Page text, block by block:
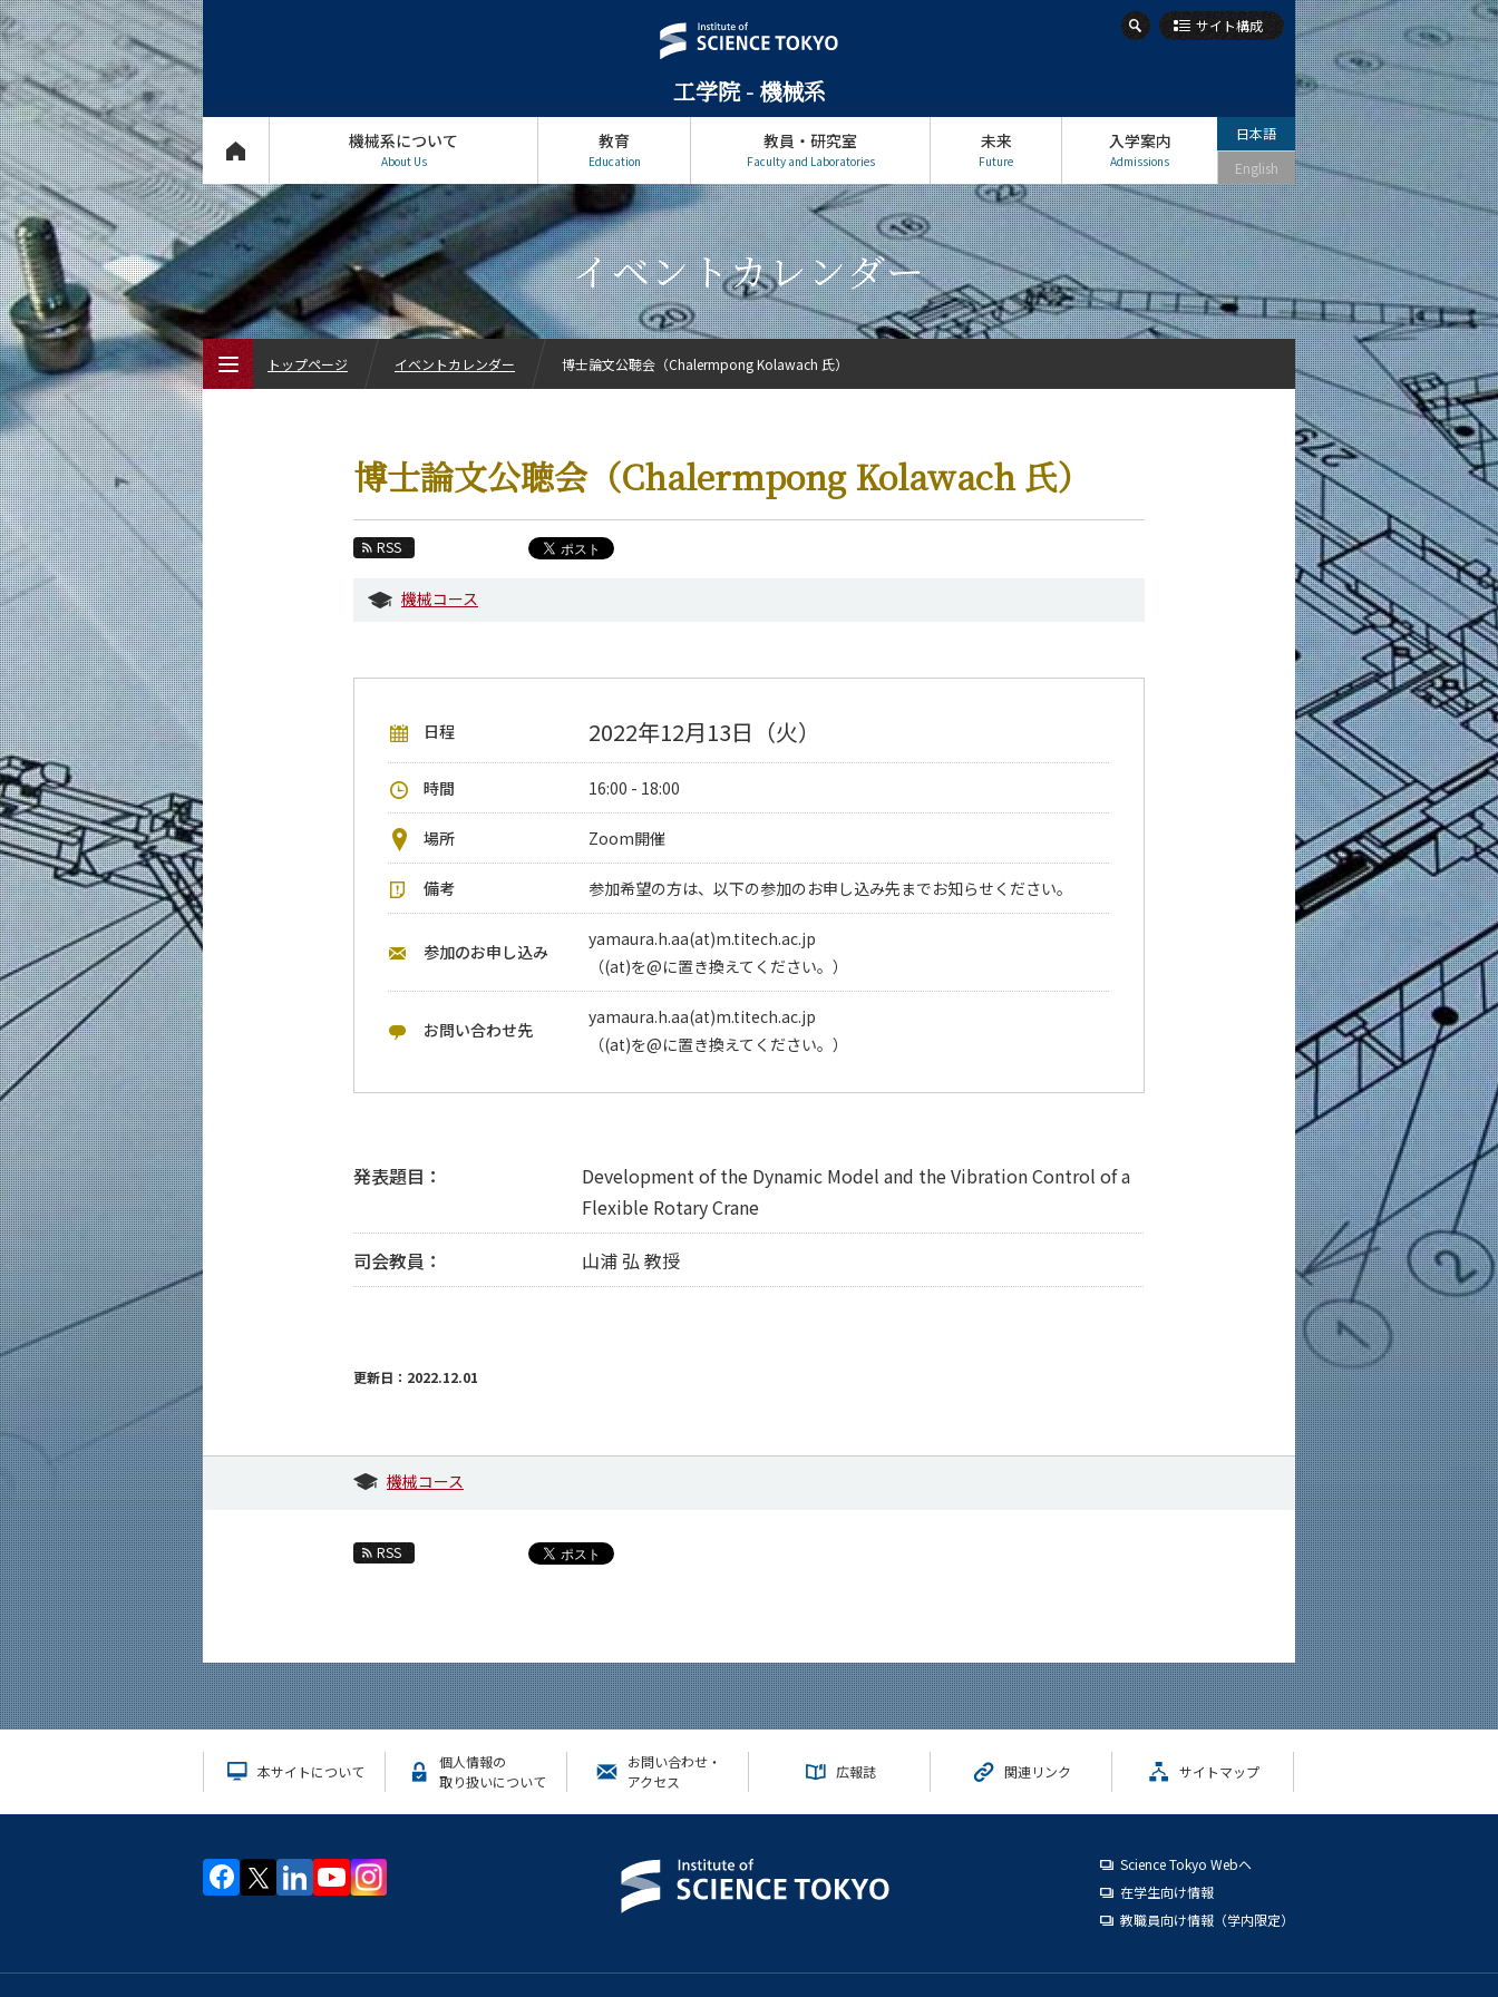
工学院 - 機械系
サイト構成
機械系について
About Us
教育
Education
教員・研究室
Faculty and Laboratories
未来
Future
入学案内
Admissions
日本語
English
イベントカレンダー
博士論文公聴会（Chalermpong Kolawach 氏）
RSS
機械コース
日程 2022年12月13日（火）
時間 16:00 - 18:00
場所 Zoom開催
備考 参加希望の方は、以下の参加のお申し込み先までお知らせください。
参加のお申し込み
yamaura.h.aa(at)m.titech.ac.jp
（(at)を@に置き換えてください。）
お問い合わせ先
yamaura.h.aa(at)m.titech.ac.jp
（(at)を@に置き換えてください。）
発表題目：
Development of the Dynamic Model and the Vibration Control of a
Flexible Rotary Crane
司会教員：
山浦 弘 教授
更新日：2022.12.01
機械コース
RSS
本サイトについて
個人情報の
取り扱いについて
お問い合わせ・
アクセス
広報誌 関連リンク サイトマップ
Science Tokyo Webヘ
在学生向け情報
教職員向け情報（学内限定）
トップページ イベントカレンダー 博士論文公聴会（Chalermpong Kolawach 氏）